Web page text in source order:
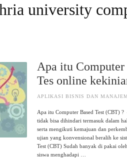
university
Apa itu Computer
Tes online
APLIKASI BISNIS DAN
Apa itu Computer Based Test (CBT)
tidak bisa dihindari termasuk dalam
serta mengikuti kemajuan dan
ujian yang konvensional beralih ke
Test (CBT) Sudah banyak di pakai
siswa menghadapi …